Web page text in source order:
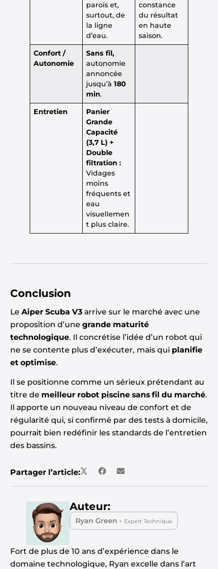
parois et,
surtout, de
la ligne
d’eau.
constance
du résultat
en haute
saison.
Confort /
Autonomie
Sans fil,
autonomie
annoncée
jusqu’à 180
min.
Entretien
Panier
Grande
Capacité
(3,7 L) +
Double
filtration :
Vidages
moins
fréquents et
eau
visuellemen
t plus claire.
Conclusion
Le Aiper Scuba V3arrive sur le marché avec une
proposition d’une grande maturité
technologique. Il concrétise l’idée d’un robot qui
ne se contente plus d’exécuter, mais qui planifie
et optimise.
Il se positionne comme un sérieux prétendant au
titre de meilleur robot piscine sans fil du marché.
Il apporte un nouveau niveau de confort et de
régularité qui, si confirmé par des tests à domicile,
pourrait bien redéfinir les standards de l’entretien
des bassins.
Partager l’article:
Auteur:
Ryan Green - Expert Technique
Fort de plus de 10 ans d’expérience dans le
domaine technologique, Ryan excelle dans l’art